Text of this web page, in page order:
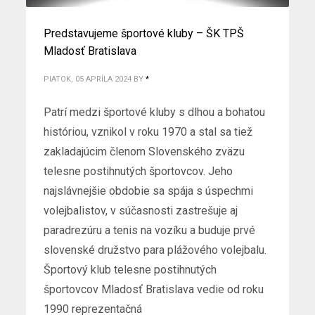
Predstavujeme športové kluby – ŠK TPŠ
Mladosť Bratislava
PIATOK, 05 APRÍLA 2024 BY*
Patrí medzi športové kluby s dlhou a bohatou
históriou, vznikol v roku 1970 a stal sa tiež
zakladajúcim členom Slovenského zväzu
telesne postihnutých športovcov. Jeho
najslávnejšie obdobie sa spája s úspechmi
volejbalistov, v súčasnosti zastrešuje aj
paradrezúru a tenis na vozíku a buduje prvé
slovenské družstvo para plážového volejbalu.
Športový klub telesne postihnutých
športovcov Mladosť Bratislava vedie od roku
1990 reprezentačná